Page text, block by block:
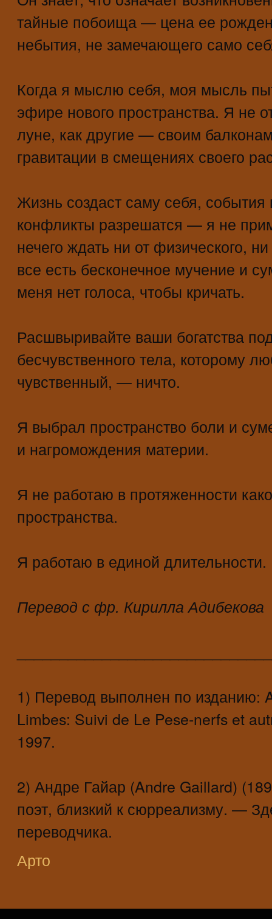
тайные побоища — цена ее
небытия, не замечающего само
Когда я мыслю себя, моя мысль
эфире нового пространства. Я не
луне, как другие — своим
гравитации в смещениях своего
Жизнь создаст саму себя,
конфликты разрешатся — я не
нечего ждать ни от физического,
все есть бесконечное мучение и
меня нет голоса, чтобы кричать.
Расшвыривайте ваши богатства
бесчувственного тела, которому
чувственный, — ничто.
Я выбрал пространство боли и
и нагромождения материи.
Я не работаю в протяженности
пространства.
Я работаю в единой длительности.
Перевод с фр. Кирилла Адибекова
1) Перевод выполнен по изданию:
Limbes: Suivi de Le Pese-nerfs et
1997.
2) Андре Гайар (Andre Gaillard)
поэт, близкий к сюрреализму. —
переводчика.
Арто